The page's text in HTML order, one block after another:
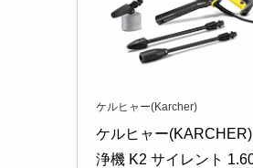
ケルヒャー(Karcher)
ケルヒャー
浄機 K2 サイレント